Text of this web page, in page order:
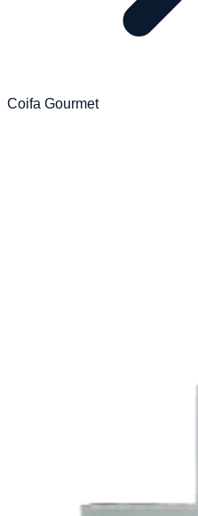
Coifa Gourmet